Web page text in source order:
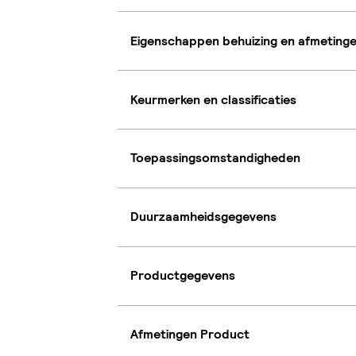
Eigenschappen behuizing en
Keurmerken en classificaties
Toepassingsomstandigheden
Duurzaamheidsgegevens
Productgegevens
Afmetingen Product